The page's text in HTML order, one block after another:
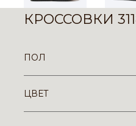
КРОССОВКИ
ПОЛ
ЦВЕТ